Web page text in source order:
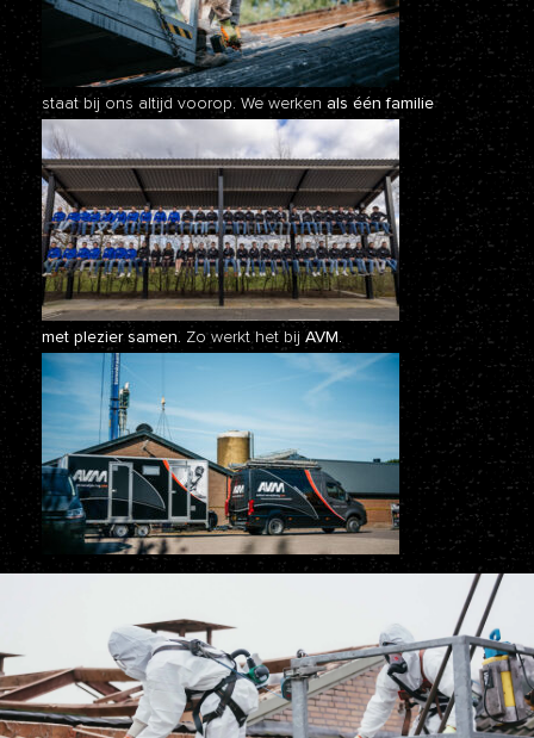
staat bij ons altijd voorop. We werken als één familie
met plezier samen. Zo werkt het bij AVM.